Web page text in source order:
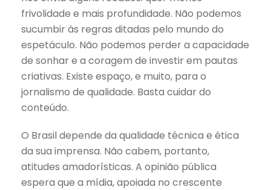
frivolidade e mais profundidade. Não podemos
sucumbir às regras ditadas pelo mundo do
espetáculo. Não podemos perder a capacidade
de sonhar e a coragem de investir em pautas
criativas. Existe espaço, e muito, para o
jornalismo de qualidade. Basta cuidar do
conteúdo.
O Brasil depende da qualidade técnica e ética
da sua imprensa. Não cabem, portanto,
atitudes amadorísticas. A opinião pública
espera que a mídia, apoiada no crescente